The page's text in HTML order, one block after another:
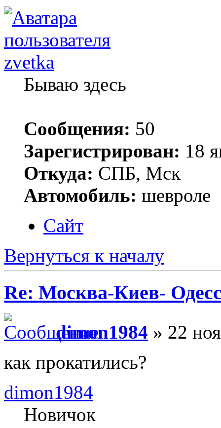
zvetka
Бываю здесь
Сообщения: 50
Зарегистрирован: 18
Откуда: СПБ, Мск
Автомобиль: шевроле
Сайт
Вернуться к началу
Re: Москва-Киев-
dimon1984 » 22
как прокатились?
dimon1984
Новичок